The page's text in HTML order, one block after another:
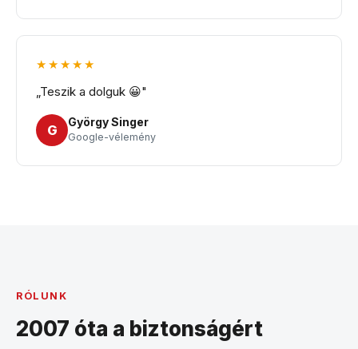
★★★★★
„Teszik a dolguk 😀"
G
György Singer
Google-vélemény
RÓLUNK
2007 óta a biztonságért